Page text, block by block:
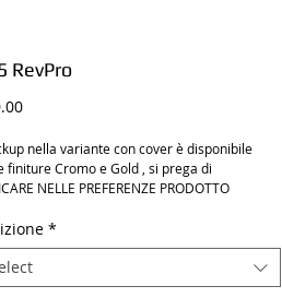
RevPro
Price
nella variante con cover è disponibile
finiture Cromo e Gold , si prega di
NELLE PREFERENZE PRODOTTO
*